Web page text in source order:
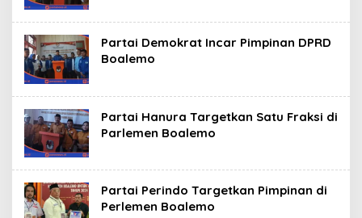
Partai Demokrat Incar Pimpinan DPRD
Boalemo
Partai Hanura Targetkan Satu Fraksi di
Parlemen Boalemo
Partai Perindo Targetkan Pimpinan di
Perlemen Boalemo